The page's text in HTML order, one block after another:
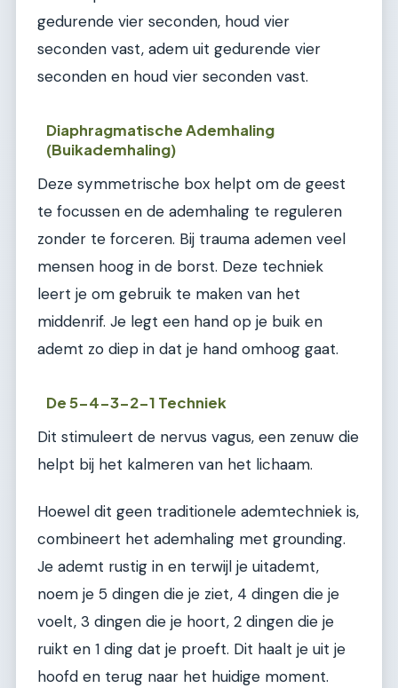
gedurende vier seconden, houd vier
seconden vast, adem uit gedurende vier
seconden en houd vier seconden vast.
Diaphragmatische Ademhaling
(Buikademhaling)
Deze symmetrische box helpt om de geest
te focussen en de ademhaling te reguleren
zonder te forceren. Bij trauma ademen veel
mensen hoog in de borst. Deze techniek
leert je om gebruik te maken van het
middenrif. Je legt een hand op je buik en
ademt zo diep in dat je hand omhoog gaat.
De 5-4-3-2-1 Techniek
Dit stimuleert de nervus vagus, een zenuw die
helpt bij het kalmeren van het lichaam.
Hoewel dit geen traditionele ademtechniek is,
combineert het ademhaling met grounding.
Je ademt rustig in en terwijl je uitademt,
noem je 5 dingen die je ziet, 4 dingen die je
voelt, 3 dingen die je hoort, 2 dingen die je
ruikt en 1 ding dat je proeft. Dit haalt je uit je
hoofd en terug naar het huidige moment.